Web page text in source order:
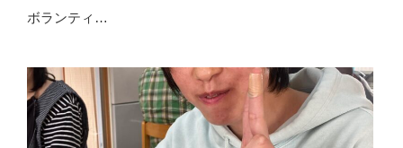
ボランティ…